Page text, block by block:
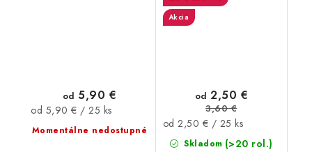
Momentálne nedostupné
od 5,90 €
Jednotková
cena:
od 5,90 € / 25 ks
Akcia
Skladom (>20 rol.)
od 2,50 €
3,60 €
Jednotková
cena:
od 2,50 € / 25 ks